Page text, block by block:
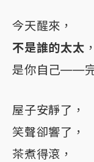
今天醒來，
不是誰的太太 ，
是你自己——完
屋子安靜了，
笑聲卻響了，
茶煮得滾，